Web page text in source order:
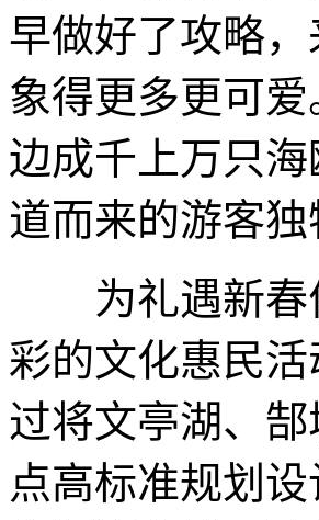
早做好了攻略
象得更多更可
边成千上万只
道而来的游客
为礼遇新春
彩的文化惠民
过将文亭湖、
点高标准规划